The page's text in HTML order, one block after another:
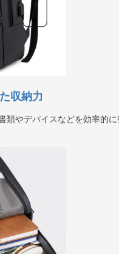
収納力
類やデバイスなどを効率的に